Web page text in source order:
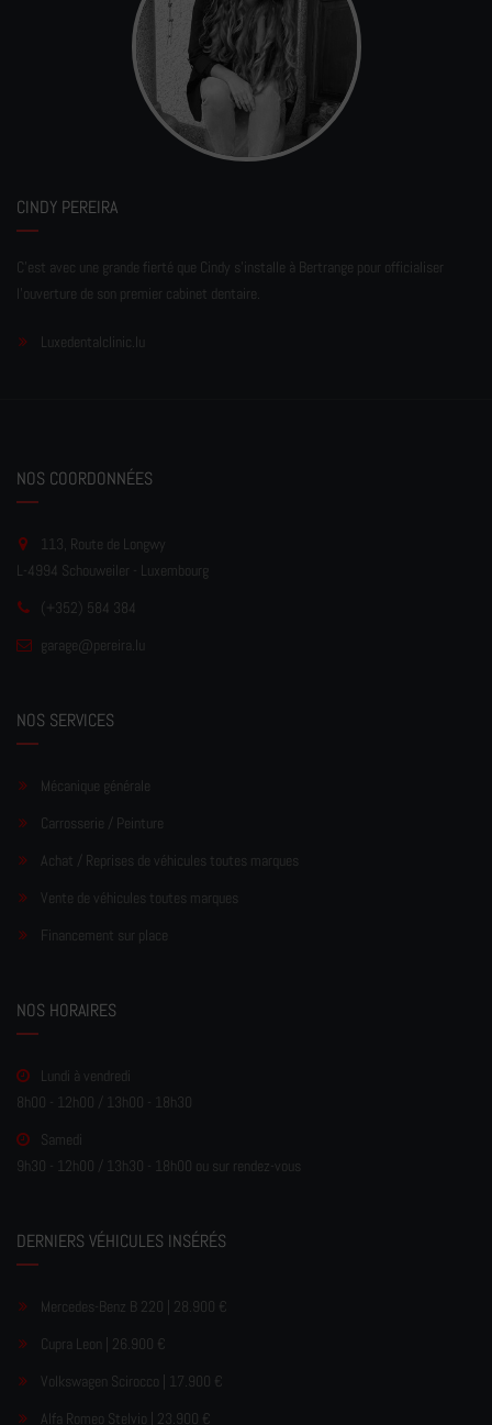
CINDY PEREIRA
C'est avec une grande fierté que Cindy s'installe à Bertrange pour officialiser
l'ouverture de son premier cabinet dentaire.
Luxedentalclinic.lu
NOS COORDONNÉES
113, Route de Longwy
L-4994 Schouweiler - Luxembourg
(+352) 584 384
garage@pereira.lu
NOS SERVICES
Mécanique générale
Carrosserie / Peinture
Achat / Reprises de véhicules toutes marques
Vente de véhicules toutes marques
Financement sur place
NOS HORAIRES
Lundi à vendredi
8h00 - 12h00 / 13h00 - 18h30
Samedi
9h30 - 12h00 / 13h30 - 18h00 ou sur rendez-vous
DERNIERS VÉHICULES INSÉRÉS
Mercedes-Benz B 220 | 28.900 €
Cupra Leon | 26.900 €
Volkswagen Scirocco | 17.900 €
Alfa Romeo Stelvio | 23.900 €